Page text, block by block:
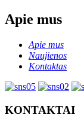
Apie mus
Apie mus
Naujienos
Kontaktas
KONTAKTAI